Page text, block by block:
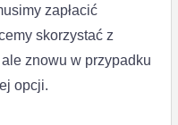
zapłacić
skorzystać z
znowu w przypadku
opcji.